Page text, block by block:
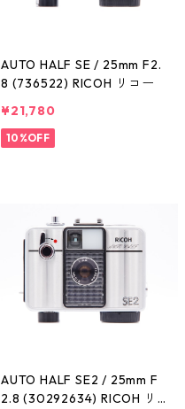
AUTO HALF SE / 25mm F2.
8 (736522) RICOH リコー
¥21,780
10%OFF
AUTO HALF SE2 / 25mm F
2.8 (30292634) RICOH リ